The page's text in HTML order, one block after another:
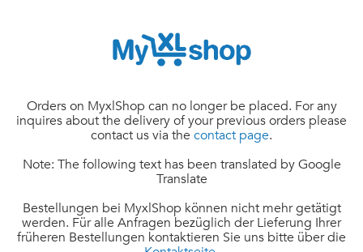
Orders on MyxlShop can no longer be placed. For any
inquires about the delivery of your previous orders please
contact us via the contact page.
Note: The following text has been translated by Google
Translate
Bestellungen bei MyxlShop können nicht mehr getätigt
werden. Für alle Anfragen bezüglich der Lieferung Ihrer
früheren Bestellungen kontaktieren Sie uns bitte über die